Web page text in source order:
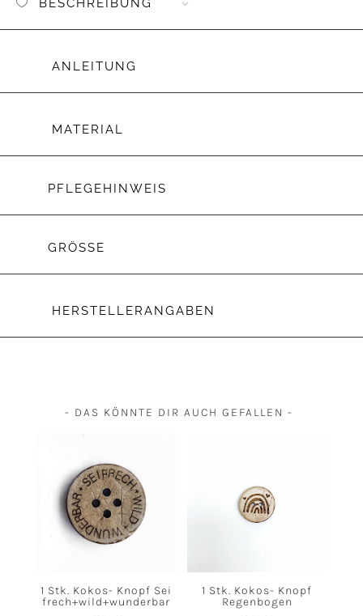
BESCHREIBUNG
ANLEITUNG
MATERIAL
PFLEGEHINWEIS
GRÖSSE
HERSTELLERANGABEN
- DAS KÖNNTE DIR AUCH GEFALLEN -
1 Stk. Kokos- Knopf Sei
frech+wild+wunderbar
1 Stk. Kokos- Knopf
Regenbogen